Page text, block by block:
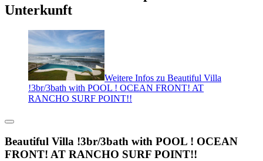
Unterkunft
Weitere Infos zu Beautiful Villa
!3br/3bath with POOL ! OCEAN FRONT! AT
RANCHO SURF POINT!!
Beautiful Villa !3br/3bath with POOL ! OCEAN
FRONT! AT RANCHO SURF POINT!!